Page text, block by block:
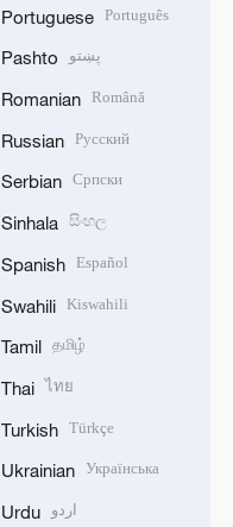
Portuguese Português
Pashto پښتو
Romanian Română
Russian Русский
Serbian Српски
Sinhala සිංහල
Spanish Español
Swahili Kiswahili
Tamil தமிழ்
Thai ไทย
Turkish Türkçe
Ukrainian Українська
Urdu اردو